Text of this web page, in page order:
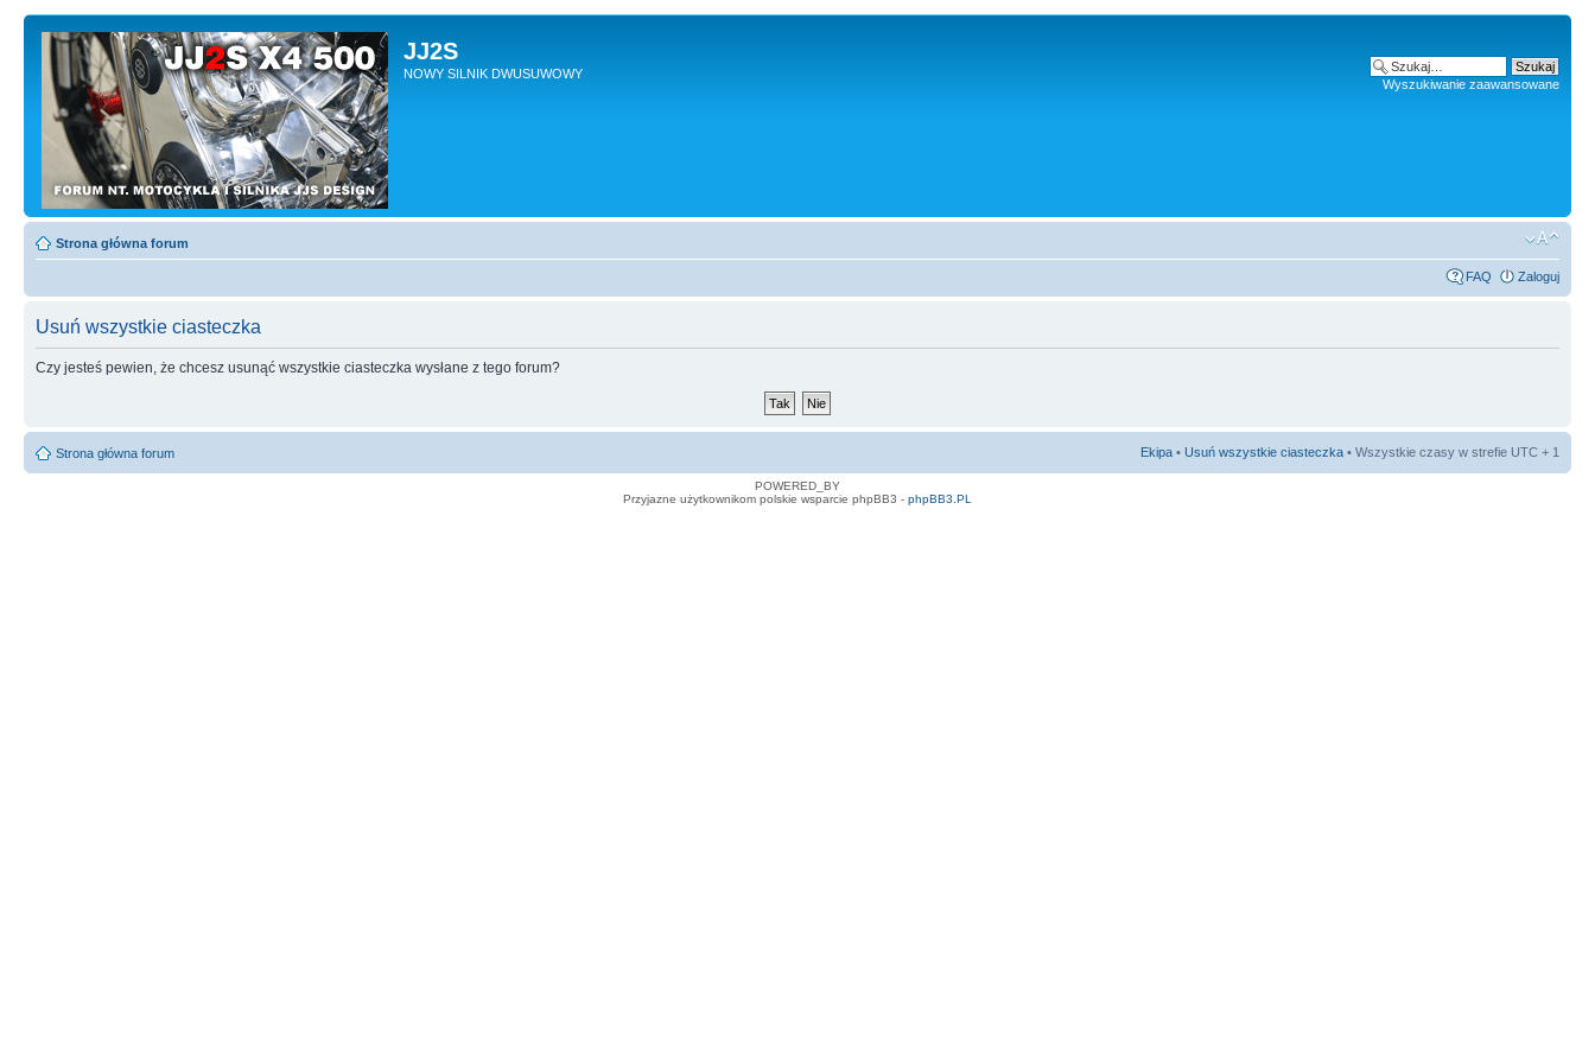
JJ2S
NOWY SILNIK DWUSUWOWY
Wyszukiwanie zaawansowane
Strona główna forum
FAQ Zaloguj
Usuń wszystkie ciasteczka
Czy jesteś pewien, że chcesz usunąć wszystkie ciasteczka wysłane z tego forum?
Strona główna forum Ekipa • Usuń wszystkie ciasteczka • Wszystkie czasy w strefie UTC + 1
POWERED_BY
Przyjazne użytkownikom polskie wsparcie phpBB3 - phpBB3.PL